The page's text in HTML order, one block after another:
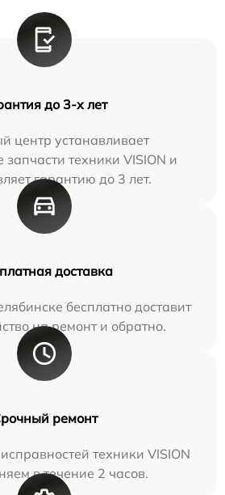
до 3-х лет
центр устанавливает
техники VISION и
гарантию до 3 лет.
доставка
бесплатно доставит
на ремонт и обратно.
ремонт
техники VISION
в течение 2 часов.